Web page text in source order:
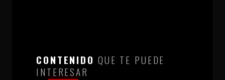
CONTENIDO QUE TE PUEDE
INTERESAR